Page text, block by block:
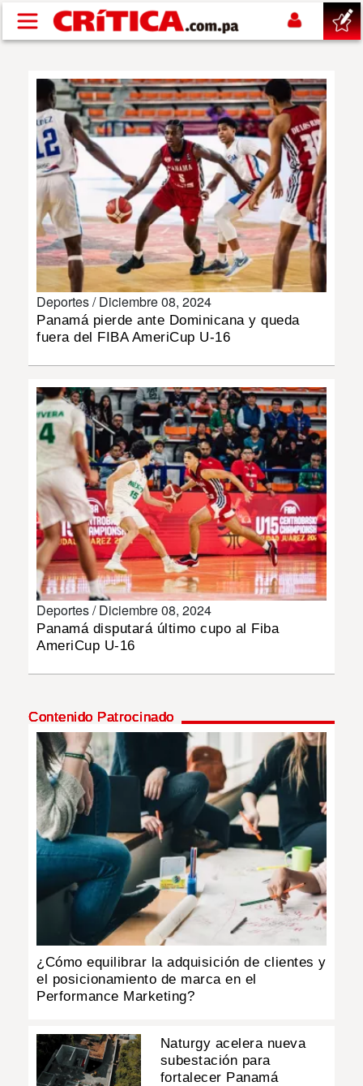
Pasar al contenido principal
SUCESOS
NACIONAL
POLÍTICA
SHOW
DEPORTES
INSÓLITAS
MULTIMEDIA
IMPRESO
Deportes /Diciembre 08, 2024
Panamá pierde ante Dominicana y queda
fuera del FIBA AmeriCup U-16
Deportes /Diciembre 08, 2024
Panamá disputará último cupo al Fiba
AmeriCup U-16
Contenido Patrocinado
¿Cómo equilibrar la adquisición de clientes y
el posicionamiento de marca en el
Performance Marketing?
Naturgy acelera nueva
subestación para
fortalecer Panamá